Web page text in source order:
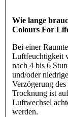
Wie lange
Colours For
Bei einer
Luftfeuchtigkeit
nach 4 bis 6
und/oder
Verzögerung
Trocknung ist
Luftwechsel
werden.